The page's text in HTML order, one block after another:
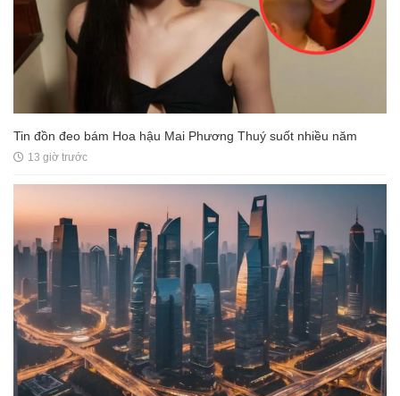
Tin đồn đeo bám Hoa hậu Mai Phương Thuý suốt nhiều năm
13 giờ trước